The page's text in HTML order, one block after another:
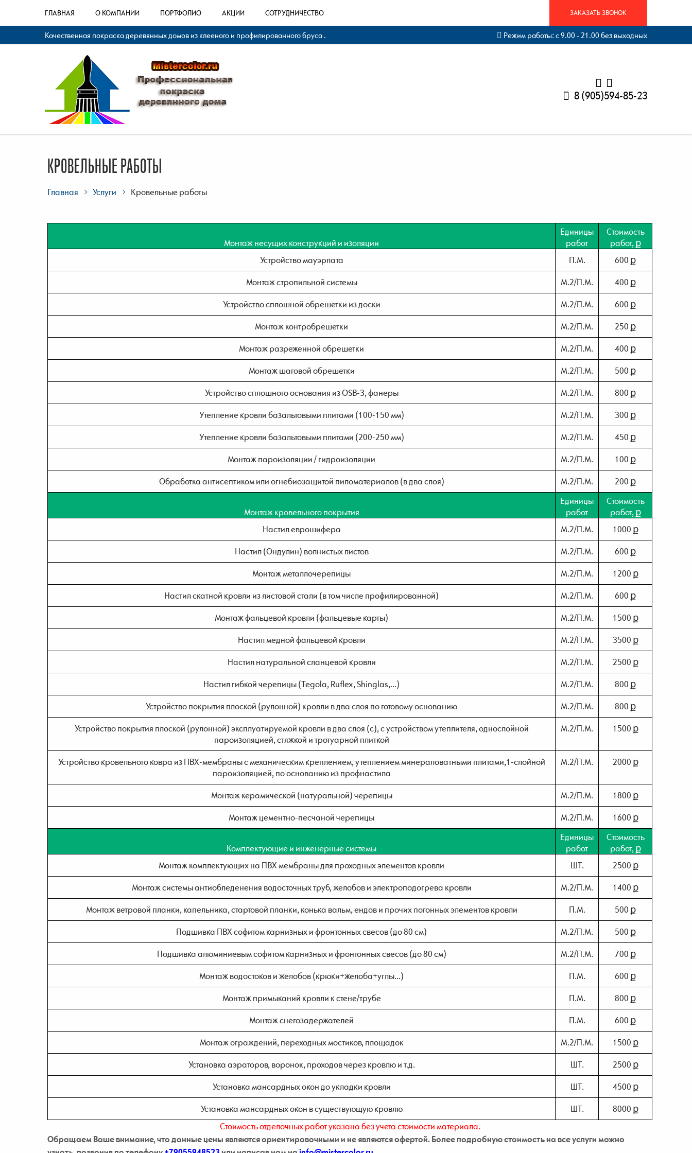
ЗАКАЗАТЬ ЗВОНОК
ГЛАВНАЯ О КОМПАНИИ ПОРТФОЛИО АКЦИИ СОТРУДНИЧЕСТВО
Качественная покраска деревянных домов из клееного и профилированного бруса . Режим работы: с 9.00 - 21.00 без выходных
8 (905)594-85-23
КРОВЕЛЬНЫЕ РАБОТЫ
Главная Услуги Кровельные работы
Монтаж несущих конструкций и изоляции
Единицы
работ
Стоимость
работ, ք
Устройство мауэрлата
П.М.
600 ք
Монтаж стропильной системы
М.2/П.М.
400 ք
Устройство сплошной обрешетки из доски
М.2/П.М.
600 ք
Монтаж контробрешетки
М.2/П.М.
250 ք
Монтаж разреженной обрешетки
М.2/П.М.
400 ք
Монтаж шаговой обрешетки
М.2/П.М.
500 ք
Устройство сплошного основания из OSB-3, фанеры
М.2/П.М.
800 ք
Утепление кровли базальтовыми плитами (100-150 мм)
М.2/П.М.
300 ք
Утепление кровли базальтовыми плитами (200-250 мм)
М.2/П.М.
450 ք
Монтаж пароизоляции / гидроизоляции
М.2/П.М.
100 ք
Обработка антисептиком или огнебиозащитой пиломатериалов (в два слоя)
М.2/П.М. 200 ք
Монтаж кровельного покрытия
Единицы
работ
Стоимость
работ, ք
Настил еврошифера
М.2/П.М.
1000 ք
Настил (Ондулин) волнистых листов
М.2/П.М.
600 ք
Монтаж металлочерепицы
М.2/П.М.
1200 ք
Настил скатной кровли из листовой стали (в том числе профилированной)
М.2/П.М.
600 ք
Монтаж фальцевой кровли (фальцевые карты)
М.2/П.М.
1500 ք
Настил медной фальцевой кровли
М.2/П.М.
3500 ք
Настил натуральной сланцевой кровли
М.2/П.М.
2500 ք
Настил гибкой черепицы (Tegola, Ruflex, Shinglas,...)
М.2/П.М.
800 ք
Устройство покрытия плоской (рулонной) кровли в два слоя по готовому основанию
М.2/П.М.
800 ք
Устройство покрытия плоской (рулонной) эксплуатируемой кровли в два слоя (с), с устройством утеплителя, однослойной
пароизоляцией, стяжкой и тротуарной плиткой
М.2/П.М. 1500 ք
Устройство кровельного ковра из ПВХ-мембраны с механическим креплением, утеплением минераловатными плитами,1-слойной
пароизоляцией, по основанию из профнастила
М.2/П.М. 2000 ք
Монтаж керамической (натуральной) черепицы М.2/П.М.
1800 ք
Монтаж цементно-песчаной черепицы
М.2/П.М. 1600 ք
Комплектующие и инженерные системы
Единицы
работ
Стоимость
работ, ք
Монтаж комплектующих на ПВХ мембраны для проходных элементов кровли
ШТ.
2500 ք
Монтаж системы антиобледенения водосточных труб, желобов и электроподогрева кровли
М.2/П.М.
1400 ք
Монтаж ветровой планки, капельника, стартовой планки, конька вальм, ендов и прочих погонных элементов кровли
П.М.
500 ք
Подшивка ПВХ софитом карнизных и фронтонных свесов (до 80 см)
М.2/П.М.
500 ք
Подшивка алюминиевым софитом карнизных и фронтонных свесов (до 80 см)
М.2/П.М.
700 ք
Монтаж водостоков и желобов (крюки+желоба+углы...)
П.М.
600 ք
Монтаж примыканий кровли к стене/трубе
П.М.
800 ք
Монтаж снегозадержателей
П.М.
600 ք
Монтаж ограждений, переходных мостиков, площадок
М.2/П.М.
1500 ք
Установка аэраторов, воронок, проходов через кровлю и т.д.
ШТ.
2500 ք
Установка мансардных окон до укладки кровли
ШТ.
4500 ք
Установка мансардных окон в существующую кровлю
ШТ.
8000 ք
Стоимость отделочных работ указана без учета стоимости материала.
Обращаем Ваше внимание, что данные цены являются ориентировочными и не являются офертой. Более подробную стоимость на все услуги можно